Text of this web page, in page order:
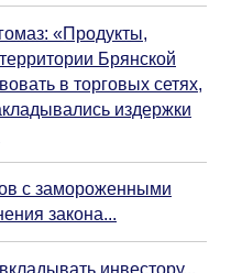
«Продукты,
Брянской
в торговых сетях,
издержки
с замороженными
закона...
инвестору...